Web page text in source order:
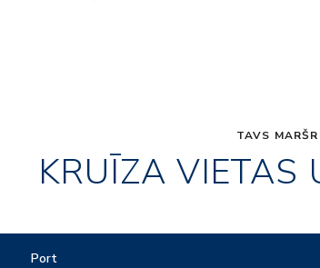
TAVS
KRUĪZA VIETAS
Port